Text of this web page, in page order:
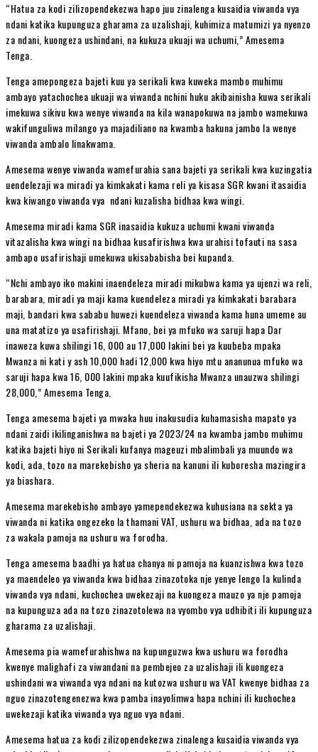
“Hatua za kodi zilizopendekezwa hapo juu zinalenga kusaidia viwanda vya
ndani katika kupunguza gharama za uzalishaji, kuhimiza matumizi ya nyenzo
za ndani, kuongeza ushindani, na kukuza ukuaji wa uchumi,” Amesema
Tenga.
Tenga amepongeza bajeti kuu ya serikali kwa kuweka mambo muhimu
ambayo yatachochea ukuaji wa viwanda nchini huku akibainisha kuwa serikali
imekuwa sikivu kwa wenye viwanda na kila wanapokuwa na jambo wamekuwa
wakifunguliwa milango ya majadiliano na kwamba hakuna jambo la wenye
viwanda ambalo linakwama.
Amesema wenye viwanda wamefurahia sana bajeti ya serikali kwa kuzingatia
uendelezaji wa miradi ya kimkakati kama reli ya kisasa SGR kwani itasaidia
kwa kiwango viwanda vya ndani kuzalisha bidhaa kwa wingi.
Amesema miradi kama SGR inasaidia kukuza uchumi kwani viwanda
vitazalisha kwa wingi na bidhaa kusafirishwa kwa urahisi tofauti na sasa
ambapo usafirishaji umekuwa ukisababisha bei kupanda.
“Nchi ambayo iko makini inaendeleza miradi mikubwa kama ya ujenzi wa reli,
barabara, miradi ya maji kama kuendeleza miradi ya kimkakati barabara
maji, bandari kwa sababu huwezi kuendeleza viwanda kama huna umeme au
una matatizo ya usafirishaji. Mfano, bei ya mfuko wa saruji hapa Dar
inaweza kuwa shilingi 16, 000 au 17,000 lakini bei ya kuubeba mpaka
Mwanza ni kati y ash 10,000 hadi 12,000 kwa hiyo mtu ananunua mfuko wa
saruji hapa kwa 16, 000 lakini mpaka kuufikisha Mwanza unauzwa shilingi
28,000,” Amesema Tenga.
Tenga amesema bajeti ya mwaka huu inakusudia kuhamasisha mapato ya
ndani zaidi ikilinganishwa na bajeti ya 2023/24 na kwamba jambo muhimu
katika bajeti hiyo ni Serikali kufanya mageuzi mbalimbali ya muundo wa
kodi, ada, tozo na marekebisho ya sheria na kanuni ili kuboresha mazingira
ya biashara.
Amesema marekebisho ambayo yamependekezwa kuhusiana na sekta ya
viwanda ni katika ongezeko la thamani VAT, ushuru wa bidhaa, ada na tozo
za wakala pamoja na ushuru wa forodha.
Tenga amesema baadhi ya hatua chanya ni pamoja na kuanzishwa kwa tozo
ya maendeleo ya viwanda kwa bidhaa zinazotoka nje yenye lengo la kulinda
viwanda vya ndani, kuchochea uwekezaji na kuongeza mauzo ya nje pamoja
na kupunguza ada na tozo zinazotolewa na vyombo vya udhibiti ili kupunguza
gharama za uzalishaji.
Amesema pia wamefurahishwa na kupunguzwa kwa ushuru wa forodha
kwenye malighafi za viwandani na pembejeo za uzalishaji ili kuongeza
ushindani wa viwanda vya ndani na kutozwa ushuru wa VAT kwenye bidhaa za
nguo zinazotengenezwa kwa pamba inayolimwa hapa nchini ili kuchochea
uwekezaji katika viwanda vya nguo vya ndani.
Amesema hatua za kodi zilizopendekezwa zinalenga kusaidia viwanda vya